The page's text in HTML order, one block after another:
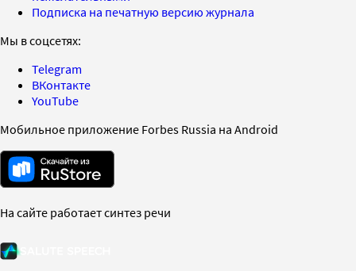
Подписка на печатную версию журнала
Мы в соцсетях:
Telegram
ВКонтакте
YouTube
Мобильное приложение Forbes Russia на Android
На сайте работает синтез речи